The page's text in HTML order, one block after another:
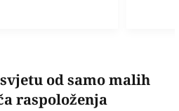
od samo malih
raspoloženja